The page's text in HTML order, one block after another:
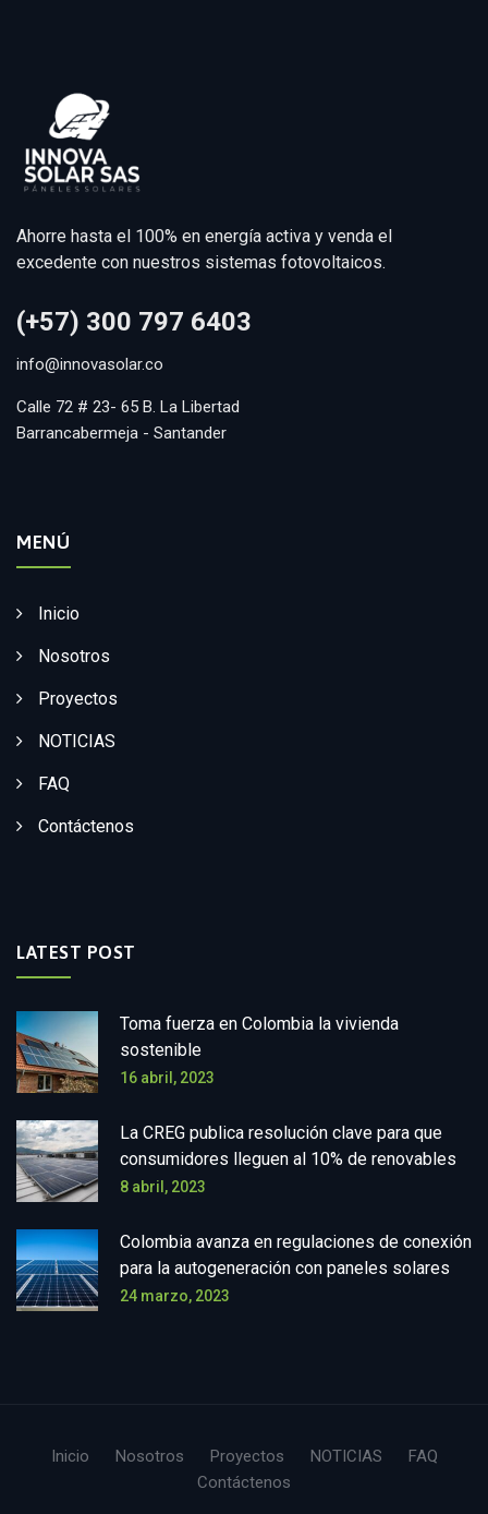
Ahorre hasta el 100% en energía activa y venda el
excedente con nuestros sistemas fotovoltaicos.
(+57) 300 797 6403
info@innovasolar.co
Calle 72 # 23- 65 B. La Libertad
Barrancabermeja - Santander
MENÚ
Inicio
Nosotros
Proyectos
NOTICIAS
FAQ
Contáctenos
LATEST POST
Toma fuerza en Colombia la vivienda
sostenible
16 abril, 2023
La CREG publica resolución clave para que
consumidores lleguen al 10% de renovables
8 abril, 2023
Colombia avanza en regulaciones de conexión
para la autogeneración con paneles solares
24 marzo, 2023
Inicio Nosotros Proyectos NOTICIAS
FAQ
Contáctenos